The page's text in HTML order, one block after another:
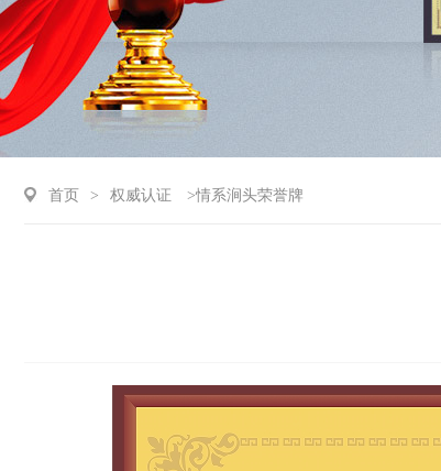
首页 > 权威认证 >情系涧头荣誉牌